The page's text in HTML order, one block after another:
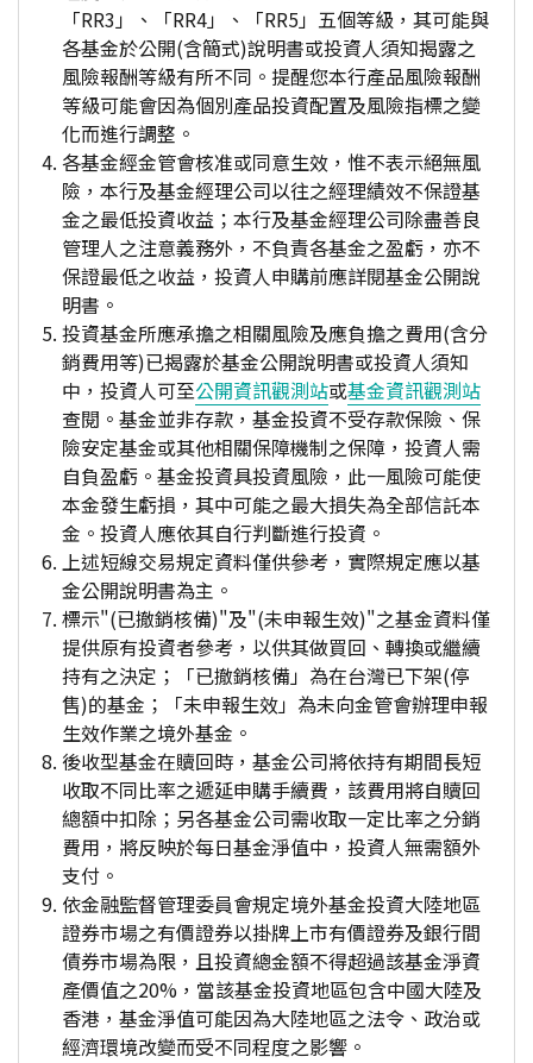
「RR3」、「RR4」、「RR5」五個等級，其可能與
各基金於公開(含簡式)說明書或投資人須知揭露之
風險報酬等級有所不同。提醒您本行產品風險報酬
等級可能會因為個別產品投資配置及風險指標之變
化而進行調整。
各基金經金管會核准或同意生效，惟不表示絕無風
險，本行及基金經理公司以往之經理績效不保證基
金之最低投資收益；本行及基金經理公司除盡善良
管理人之注意義務外，不負責各基金之盈虧，亦不
保證最低之收益，投資人申購前應詳閱基金公開說
明書。
投資基金所應承擔之相關風險及應負擔之費用(含分
銷費用等)已揭露於基金公開說明書或投資人須知
中，投資人可至公開資訊觀測站或基金資訊觀測站
查閱。基金並非存款，基金投資不受存款保險、保
險安定基金或其他相關保障機制之保障，投資人需
自負盈虧。基金投資具投資風險，此一風險可能使
本金發生虧損，其中可能之最大損失為全部信託本
金。投資人應依其自行判斷進行投資。
上述短線交易規定資料僅供參考，實際規定應以基
金公開說明書為主。
標示"(已撤銷核備)"及"(未申報生效)"之基金資料僅
提供原有投資者參考，以供其做買回、轉換或繼續
持有之決定；「已撤銷核備」為在台灣已下架(停
售)的基金；「未申報生效」為未向金管會辦理申報
生效作業之境外基金。
後收型基金在贖回時，基金公司將依持有期間長短
收取不同比率之遞延申購手續費，該費用將自贖回
總額中扣除；另各基金公司需收取一定比率之分銷
費用，將反映於每日基金淨值中，投資人無需額外
支付。
依金融監督管理委員會規定境外基金投資大陸地區
證券市場之有價證券以掛牌上市有價證券及銀行間
債券市場為限，且投資總金額不得超過該基金淨資
產價值之20%，當該基金投資地區包含中國大陸及
香港，基金淨值可能因為大陸地區之法令、政治或
經濟環境改變而受不同程度之影響。